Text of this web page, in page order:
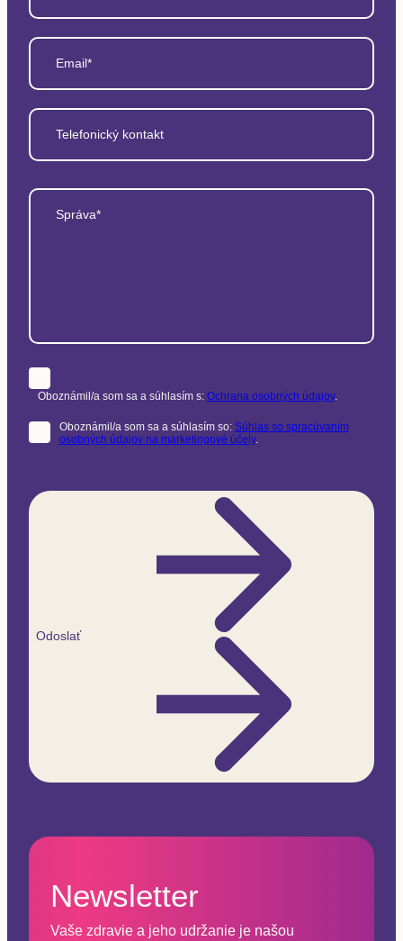
Email*
Telefonický kontakt
Správa*
Oboznámil/a som sa a súhlasím s: Ochrana osobných údajov.
Oboznámil/a som sa a súhlasím so: Súhlas so spracúvaním
osobných údajov na marketingové účely.
Odoslať
Newsletter
Vaše zdravie a jeho udržanie je našou